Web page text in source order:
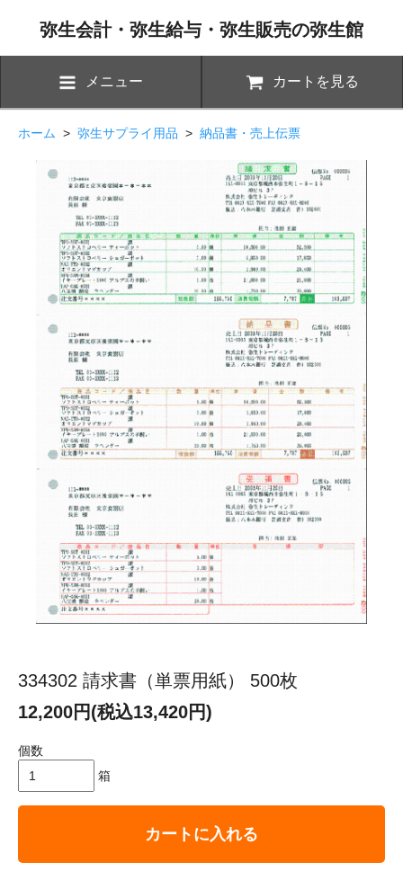
弥生会計・弥生給与・弥生販売の弥生館
メニュー カートを見る
ホーム > 弥生サプライ用品 > 納品書・売上伝票
334302 請求書（単票用紙） 500枚
12,200円(税込13,420円)
個数
箱
カートに入れる